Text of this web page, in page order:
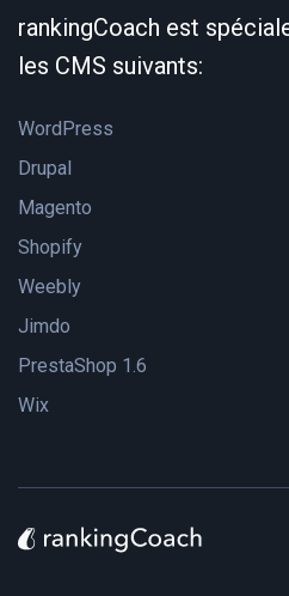
rankingCoach est
les CMS suivants:
WordPress
Drupal
Magento
Shopify
Weebly
Jimdo
PrestaShop 1.6
Wix